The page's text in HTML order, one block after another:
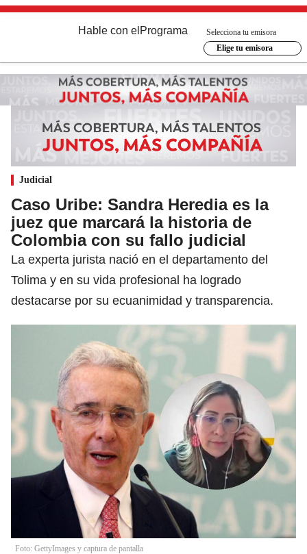
Hable con el Programa
Selecciona tu emisora
Elige tu emisora
Judicial
Caso Uribe: Sandra Heredia es la
juez que marcará la historia de
Colombia con su fallo judicial
La experta jurista nació en el departamento del
Tolima y en su vida profesional ha logrado
destacarse por su ecuanimidad y transparencia.
Foto: GettyImages y captura de pantalla